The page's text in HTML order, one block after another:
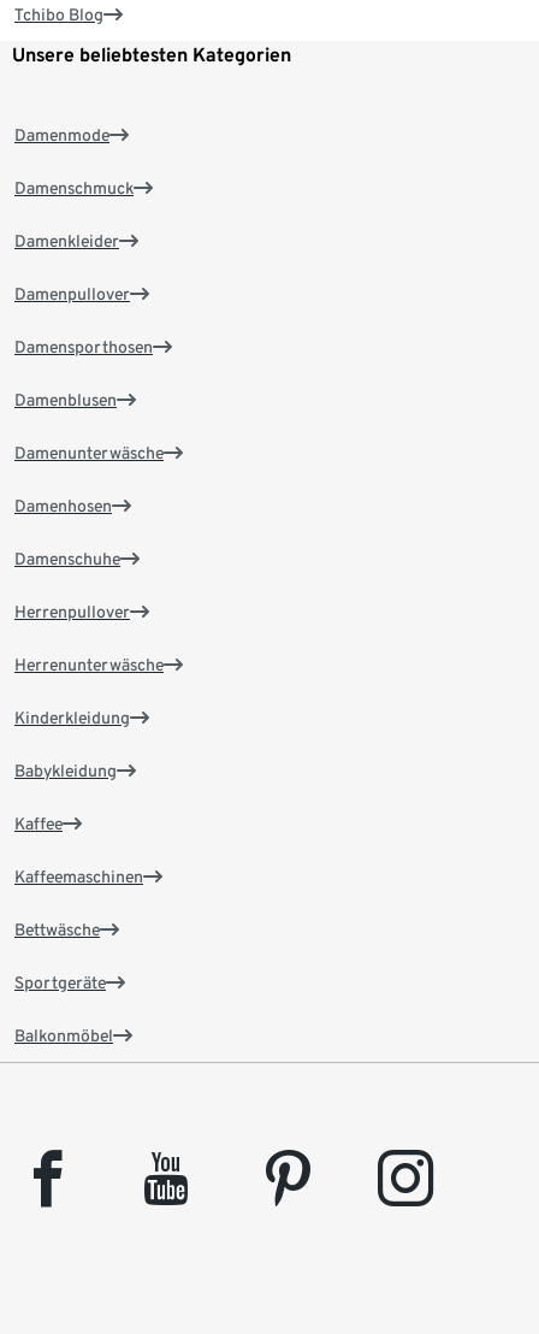
Tchibo Blog
Unsere beliebtesten Kategorien
Damenmode
Damenschmuck
Damenkleider
Damenpullover
Damensporthosen
Damenblusen
Damenunterwäsche
Damenhosen
Damenschuhe
Herrenpullover
Herrenunterwäsche
Kinderkleidung
Babykleidung
Kaffee
Kaffeemaschinen
Bettwäsche
Sportgeräte
Balkonmöbel
facebook youtube pinterest instagram